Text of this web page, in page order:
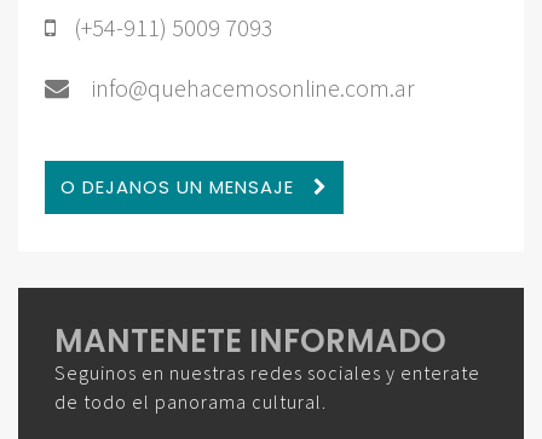
(+54-911) 5009 7093
info@quehacemosonline.com.ar
O DEJANOS UN MENSAJE
MANTENETE INFORMADO
Seguinos en nuestras redes sociales y enterate
de todo el panorama cultural.